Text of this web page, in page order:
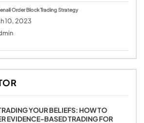
Order Block Trading Strategy
10, 2023
YOUR BELIEFS: HOW TO
EVIDENCE-BASED TRADING FOR